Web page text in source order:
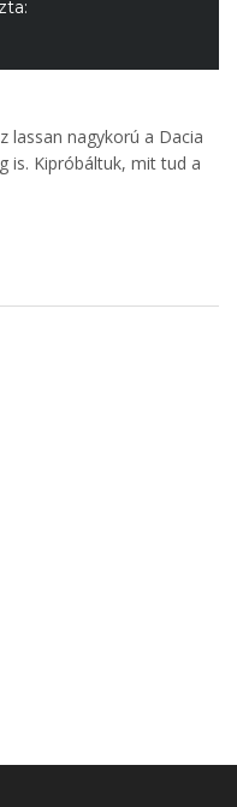
lassan nagykorú a Dacia
is. Kipróbáltuk, mit tud a